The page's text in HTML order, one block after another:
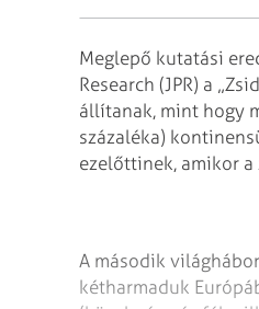
Meglepő kutatási
Research (JPR) a
állítanak, mint hogy
százaléka)
ezelőttinek, ami­­kor a
A második
kétharmaduk